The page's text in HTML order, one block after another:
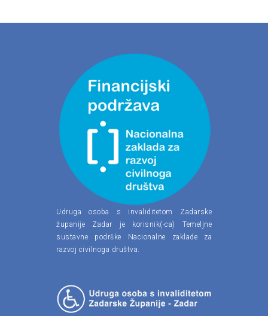
Udruga osoba s invaliditetom Zadarske
županije Zadar je korisnik(-ca) Temeljne
sustavne podrške Nacionalne zaklade za
razvoj civilnoga društva.